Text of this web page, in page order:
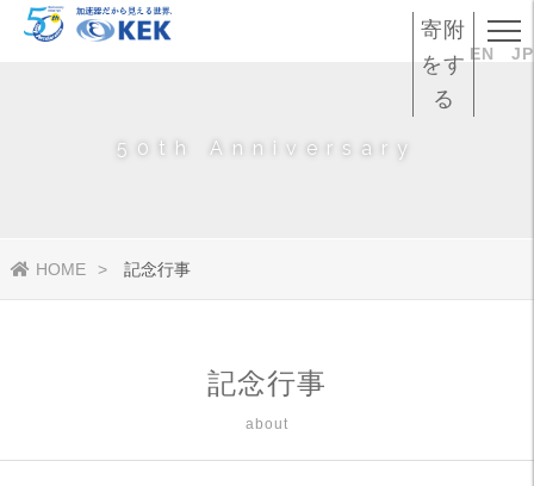
寄附
をす
る
EN JP
50th Anniversary
HOME 記念行事
記念行事
about